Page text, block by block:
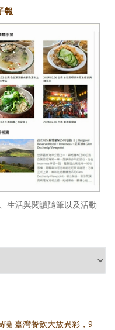
報
生活與閱讀隨筆以及活動
曉 臺灣餐飲大放異彩，9